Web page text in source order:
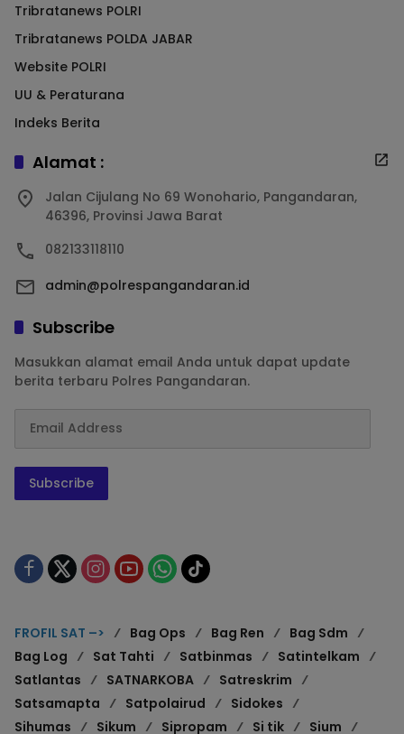
Tribratanews POLRI
Tribratanews POLDA JABAR
Website POLRI
UU & Peraturana
Indeks Berita
Alamat :
Jalan Cijulang No 69 Wonohario, Pangandaran,
46396, Provinsi Jawa Barat
082133118110
admin@polrespangandaran.id
Subscribe
Masukkan alamat email Anda untuk dapat update
berita terbaru Polres Pangandaran.
Subscribe
FROFIL SAT –> Bag Ops Bag Ren
Bag Sdm
Bag Log
Sat Tahti Satbinmas
Satintelkam
Satlantas
SATNARKOBA
Satreskrim
Satsamapta
Satpolairud
Sidokes
Sihumas
Sikum Sipropam Si tik Sium